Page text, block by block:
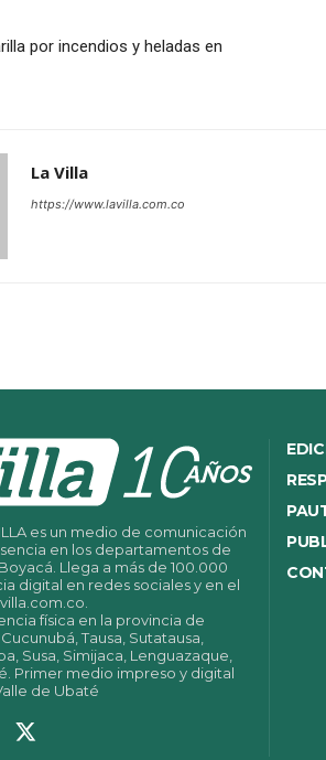
por incendios y heladas en
La Villa
https://www.lavilla.com.co
es un medio de comunicación
en los departamentos de
Llega a más de 100.000
digital en redes sociales y en el
física en la provincia de
Tausa, Sutatausa,
Susa, Simijaca, Lenguazaque,
Primer medio impreso y digital
de Ubaté